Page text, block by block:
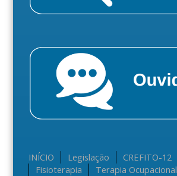
INÍCIO Legislação
CREFITO-12
Fisioterapia
Terapia Ocupacional